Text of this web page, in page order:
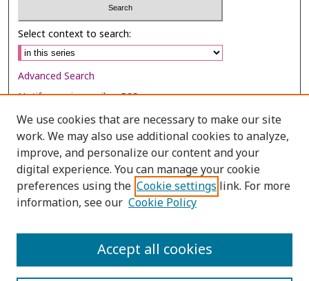
Select context to search:
Advanced Search
Notify me via email orRSS
Browse
Collections
Disciplines
Authors
We use cookies that are necessary to make our site
work. We may also use additional cookies to analyze,
improve, and personalize our content and your
digital experience. You can manage your cookie
preferences using the Cookie settings link. For more
information, see our Cookie Policy
Accept all cookies